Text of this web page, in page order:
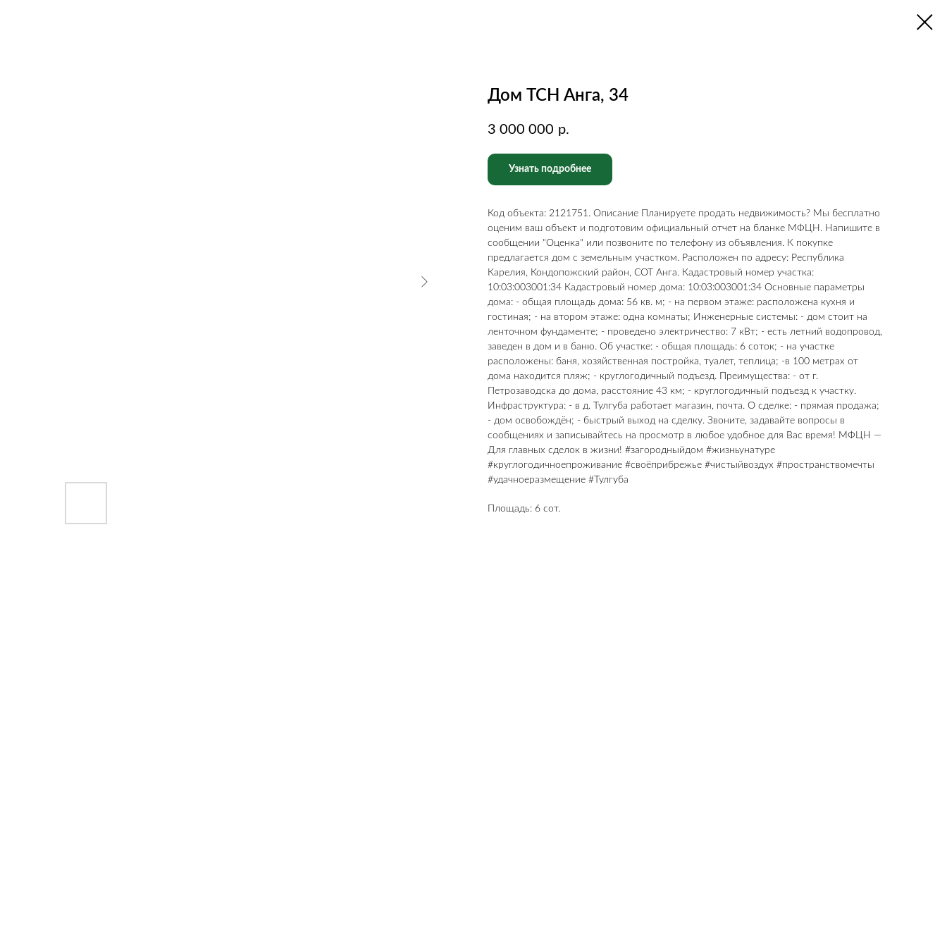
Дом ТСН Анга, 34
3 000 000 р.
Узнать подробнее
Код объекта: 2121751. Описание Планируете продать недвижимость? Мы бесплатно
оценим ваш объект и подготовим официальный отчет на бланке МФЦН. Напишите в
сообщении "Оценка" или позвоните по телефону из объявления. К покупке
предлагается дом с земельным участком. Расположен по адресу: Республика
Карелия, Кондопожский район, СОТ Анга. Кадастровый номер участка:
10:03:003001:34 Кадастровый номер дома: 10:03:003001:34 Основные параметры
дома: - общая площадь дома: 56 кв. м; - на первом этаже: расположена кухня и
гостиная; - на втором этаже: одна комнаты; Инженерные системы: - дом стоит на
ленточном фундаменте; - проведено электричество: 7 кВт; - есть летний водопровод,
заведен в дом и в баню. Об участке: - общая площадь: 6 соток; - на участке
расположены: баня, хозяйственная постройка, туалет, теплица; -в 100 метрах от
дома находится пляж; - круглогодичный подъезд. Преимущества: - от г.
Петрозаводска до дома, расстояние 43 км; - круглогодичный подъезд к участку.
Инфраструктура: - в д. Тулгуба работает магазин, почта. О сделке: - прямая продажа;
- дом освобождён; - быстрый выход на сделку. Звоните, задавайте вопросы в
сообщениях и записывайтесь на просмотр в любое удобное для Вас время! МФЦН —
Для главных сделок в жизни! #загородныйдом #жизньунатуре
#круглогодичноепроживание #своёприбрежье #чистыйвоздух #пространствомечты
#удачноеразмещение #Тулгуба
Площадь: 6 сот.